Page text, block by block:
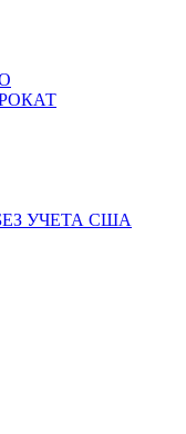
УЧЕТА США